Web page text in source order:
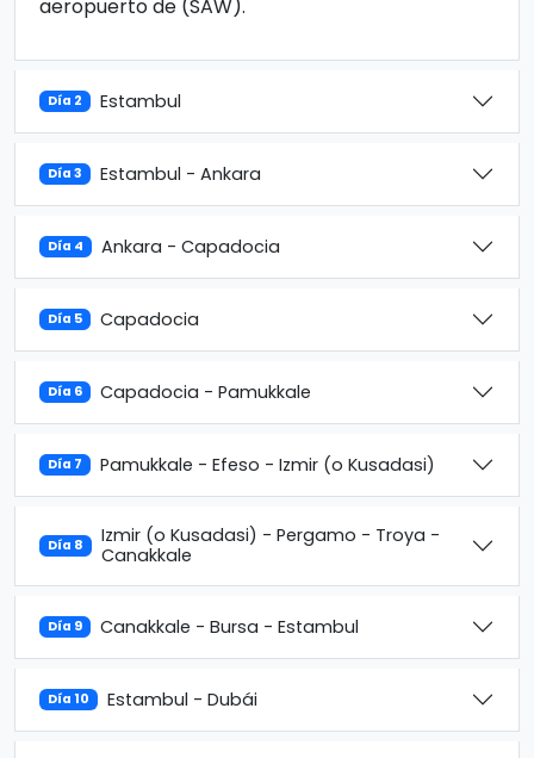
aeropuerto de (SAW).
Día 2 Estambul
Día 3 Estambul - Ankara
Día 4 Ankara - Capadocia
Día 5 Capadocia
Día 6 Capadocia - Pamukkale
Día 7 Pamukkale - Efeso - Izmir (o Kusadasi)
Día 8
Izmir (o Kusadasi) - Pergamo - Troya -
Canakkale
Día 9 Canakkale - Bursa - Estambul
Día 10 Estambul - Dubái